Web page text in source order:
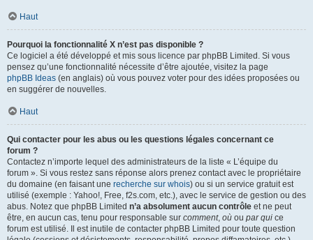
Haut
Pourquoi la fonctionnalité X n’est pas disponible ?
Ce logiciel a été développé et mis sous licence par phpBB Limited. Si vous
pensez qu’une fonctionnalité nécessite d’être ajoutée, visitez la page
phpBB Ideas (en anglais) où vous pouvez voter pour des idées proposées ou
en suggérer de nouvelles.
Haut
Qui contacter pour les abus ou les questions légales concernant ce
forum ?
Contactez n’importe lequel des administrateurs de la liste « L’équipe du
forum ». Si vous restez sans réponse alors prenez contact avec le propriétaire
du domaine (en faisant une recherche sur whois) ou si un service gratuit est
utilisé (exemple : Yahoo!, Free, f2s.com, etc.), avec le service de gestion ou des
abus. Notez que phpBB Limited n’a absolument aucun contrôle et ne peut
être, en aucun cas, tenu pour responsable sur comment, où ou par qui ce
forum est utilisé. Il est inutile de contacter phpBB Limited pour toute question